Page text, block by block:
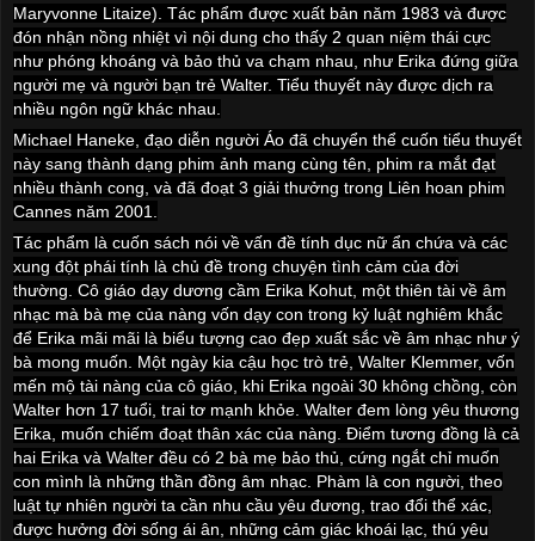
Maryvonne Litaize). Tác phẩm được xuất bản năm 1983 và được
đón nhận nồng nhiệt vì nội dung cho thấy 2 quan niệm thái cực
như phóng khoáng và bảo thủ va chạm nhau, như Erika đứng giữa
người mẹ và người bạn trẻ Walter. Tiểu thuyết này được dịch ra
nhiều ngôn ngữ khác nhau.
Michael Haneke, đạo diễn người Áo đã chuyển thể cuốn tiểu thuyết
này sang thành dạng phim ảnh mang cùng tên, phim ra mắt đạt
nhiều thành cong, và đã đoạt 3 giải thưởng trong Liên hoan phim
Cannes năm 2001.
Tác phẩm là cuốn sách nói về vấn đề tính dục nữ ẩn chứa và các
xung đột phái tính là chủ đề trong chuyện tình cảm của đời
thường. Cô giáo dạy dương cầm Erika Kohut, một thiên tài về âm
nhạc mà bà mẹ của nàng vốn dạy con trong kỷ luật nghiêm khắc
để Erika mãi mãi là biểu tượng cao đẹp xuất sắc về âm nhạc như ý
bà mong muốn. Một ngày kia cậu học trò trẻ, Walter Klemmer, vốn
mến mộ tài nàng của cô giáo, khi Erika ngoài 30 không chồng, còn
Walter hơn 17 tuổi, trai tơ mạnh khỏe. Walter đem lòng yêu thương
Erika, muốn chiếm đoạt thân xác của nàng. Điểm tương đồng là cả
hai Erika và Walter đều có 2 bà mẹ bảo thủ, cứng ngắt chỉ muốn
con mình là những thần đồng âm nhạc. Phàm là con người, theo
luật tự nhiên người ta cần nhu cầu yêu đương, trao đổi thể xác,
được hưởng đời sống ái ân, những cảm giác khoái lạc, thú yêu